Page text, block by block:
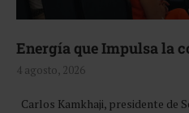
Energía que Impulsa la
4 agosto, 2026
Carlos Kamkhaji, presidente de